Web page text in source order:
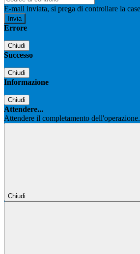
E-mail inviata, si prega di controllare la
Errore
Chiudi
Successo
Chiudi
Informazione
Chiudi
Attendere...
Attendere il completamento
Chiudi